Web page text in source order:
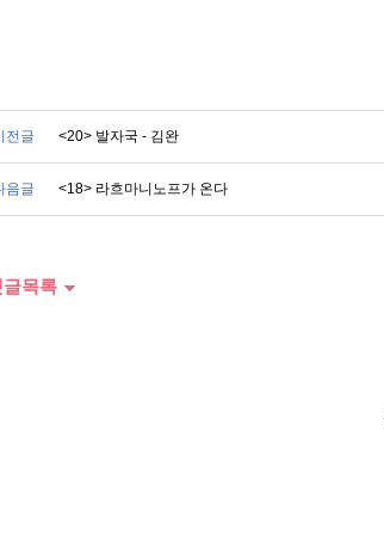
전글 <20> 발자국 - 김완
음글 <18> 라흐마니노프가 온다
목록